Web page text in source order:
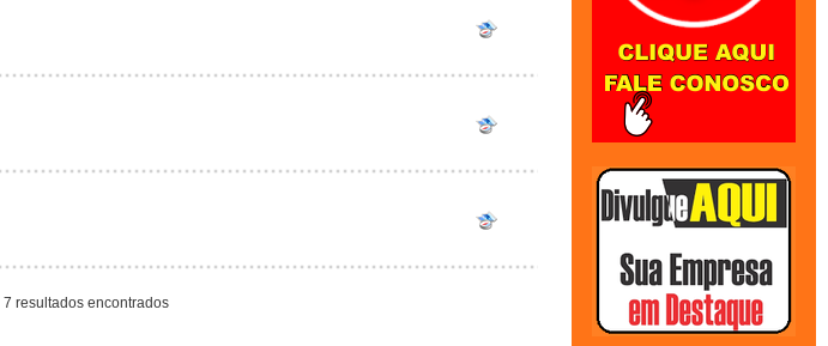
7 resultados encontrados